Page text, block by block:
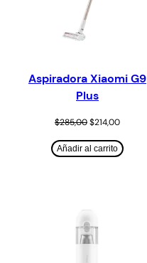
Aspiradora Xiaomi G9
Plus
$285,00$214,00
Añadir al carrito